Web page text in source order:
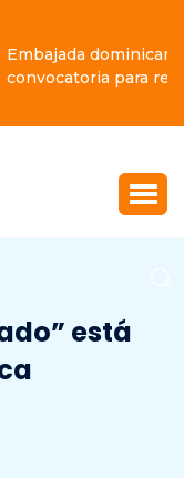
lanzan
en París
está